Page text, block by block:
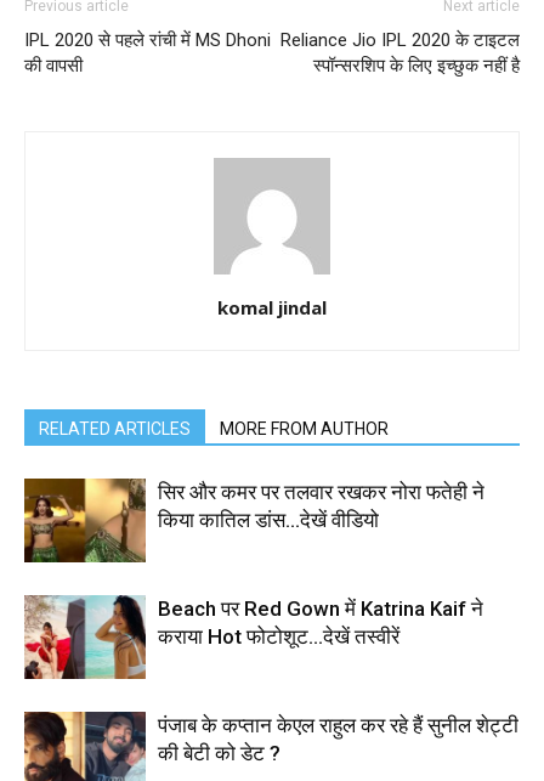
Previous article
IPL 2020 से पहले रांची में MS Dhoni
की वापसी
Next article
Reliance Jio IPL 2020 के टाइटल
स्पॉन्सरशिप के लिए इच्छुक नहीं है
komal jindal
RELATED ARTICLES MORE FROM AUTHOR
सिर और कमर पर तलवार रखकर नोरा फतेही ने
किया कातिल डांस…देखें वीडियो
Beach पर Red Gown में Katrina Kaif ने
कराया Hot फोटोशूट…देखें तस्वीरें
पंजाब के कप्तान केएल राहुल कर रहे हैं सुनील शेट्टी
की बेटी को डेट ?